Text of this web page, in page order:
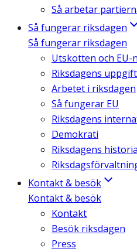
Så arbetar
Så fungerar riksdagen
Så fungerar riksdagen
Utskotten och EU-
Riksdagens
Arbetet i riksdagen
Så fungerar EU
Riksdagens
Demokrati
Riksdagens historia
Kontakt & besök
Kontakt & besök
Kontakt
Besök riksdagen
Press